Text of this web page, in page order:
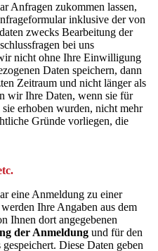
Anfragen zukommen lassen,
inklusive der von
zwecks Bearbeitung der
bei uns
nicht ohne Ihre Einwilligung
Daten speichern, dann
Zeitraum und nicht länger als
wir Ihre Daten, wenn sie für
erhoben wurden, nicht mehr
Gründe vorliegen, die
eine Anmeldung zu einer
Ihre Angaben aus dem
Ihnen dort angegebenen
der Anmeldung und für den
Diese Daten geben